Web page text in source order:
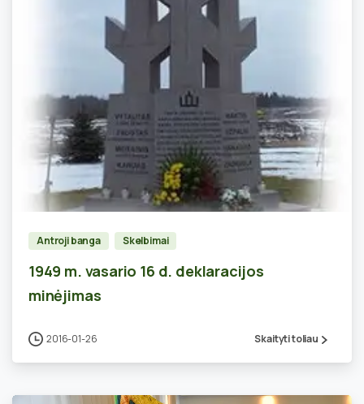
0
Antroji banga Skelbimai
1949 m. vasario 16 d. deklaracijos
minėjimas
2016-01-26 Skaityti toliau